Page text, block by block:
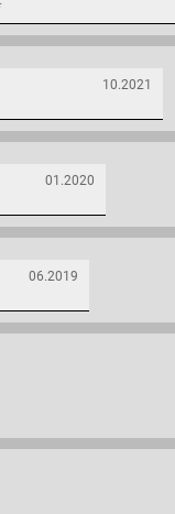
10.2021
01.2020
06.2019